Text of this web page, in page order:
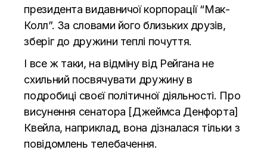
президента видавничої корпорації “Мак-
Колл”. За словами його близьких друзів,
зберіг до дружини теплі почуття.
І все ж таки, на відміну від Рейгана не
схильний посвячувати дружину в
подробиці своєї політичної діяльності. Про
висунення сенатора [Джеймса Денфорта]
Квейла, наприклад, вона дізналася тільки з
повідомлень телебачення.